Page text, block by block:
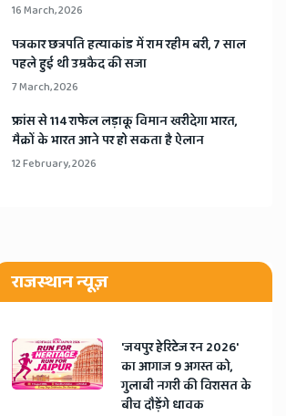
16 March, 2026
​पत्रकार छत्रपति हत्याकांड में राम रहीम बरी, 7 साल
पहले हुई थी उम्रकैद की सजा
7 March, 2026
​फ्रांस से 114 राफेल लड़ाकू विमान खरीदेगा भारत,
मैक्रों के भारत आने पर हो सकता है ऐलान
12 February, 2026
राजस्थान न्यूज़
​'जयपुर हेरिटेज रन 2026'
का आगाज 9 अगस्त को,
गुलाबी नगरी की विरासत के
बीच दौड़ेंगे धावक